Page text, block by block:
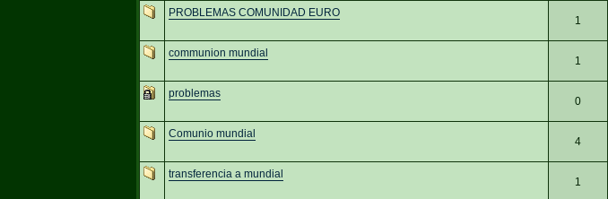
PROBLEMAS COMUNIDAD EURO
1
communion mundial
1
problemas
0
Comunio mundial
4
transferencia a mundial
1